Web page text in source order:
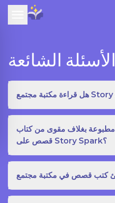
الأسئلة الشائعة
بغلاف مقوى من كتاب
قصص على Story Spark؟